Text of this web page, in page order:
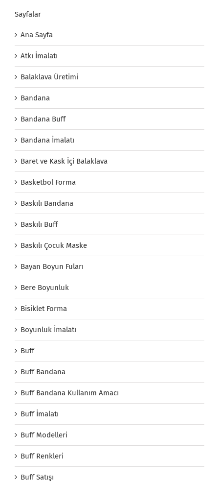
Sayfalar
Ana Sayfa
Atkı İmalatı
Balaklava Üretimi
Bandana
Bandana Buff
Bandana İmalatı
Baret ve Kask İçi Balaklava
Basketbol Forma
Baskılı Bandana
Baskılı Buff
Baskılı Çocuk Maske
Bayan Boyun Fuları
Bere Boyunluk
Bisiklet Forma
Boyunluk İmalatı
Buff
Buff Bandana
Buff Bandana Kullanım Amacı
Buff İmalatı
Buff Modelleri
Buff Renkleri
Buff Satışı